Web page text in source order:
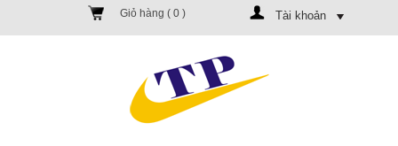
Giỏ hàng ( 0 ) Tài khoản